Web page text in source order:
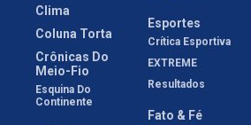
Clima
Coluna Torta
Crônicas Do
Meio-Fio
Esquina Do
Continente
Esportes
Crítica Esportiva
EXTREME
Resultados
Fato & Fé